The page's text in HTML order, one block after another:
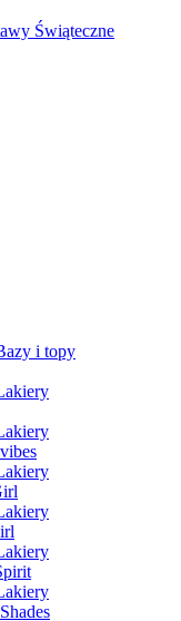
Świąteczne
i topy